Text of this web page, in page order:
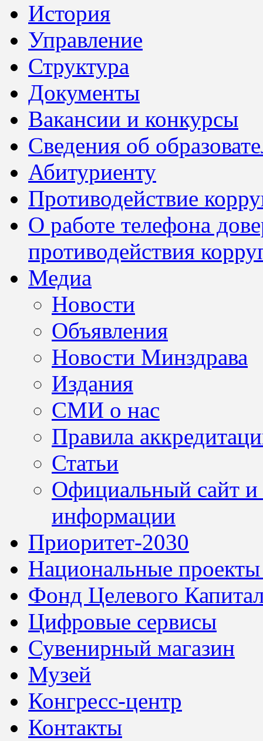
История
Управление
Структура
Документы
Вакансии и конкурсы
Сведения об
Абитуриенту
Противодействие
О работе телефона
противодействия
Медиа
Новости
Объявления
Новости Минздрава
Издания
СМИ о нас
Правила
Статьи
Официальный сайт
информации
Приоритет-2030
Национальные
Фонд Целевого
Цифровые сервисы
Сувенирный магазин
Музей
Конгресс-центр
Контакты